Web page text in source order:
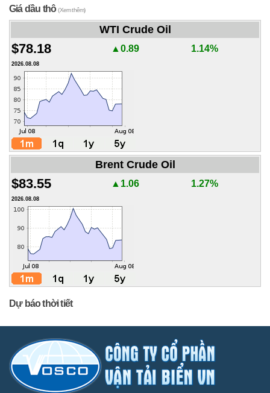
Giá dầu thô(Xem thêm)
WTI Crude Oil
$78.18 ▲0.89 1.14%
2026.08.08
Brent Crude Oil
$83.55 ▲1.06 1.27%
2026.08.08
Dự báo thời tiết